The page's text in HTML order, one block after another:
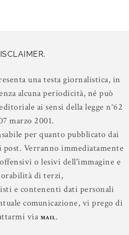
una testa giornalistica, in
alcuna periodicità, né può
ai sensi della legge n°62
marzo 2001.
per quanto pubblicato dai
Verranno immediatamente
o lesivi dell'immagine e
di terzi,
e contenenti dati personali
comunicazione, vi prego di
via MAIL.